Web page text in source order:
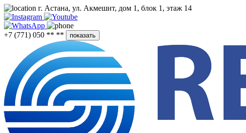
г. Астана, ул. Акмешит, дом 1, блок 1, этаж 14
+7 (771) 050 ** ** показать